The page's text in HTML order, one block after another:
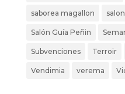
saborea magallon
Salón Guía Peñin
Subvenciones Terroir
Vendimia verema